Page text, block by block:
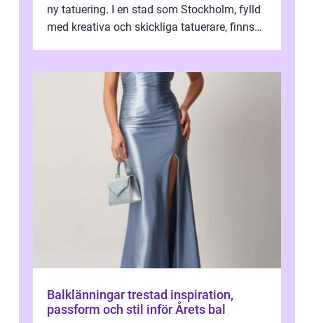
ny tatuering. I en stad som Stockholm, fylld
med kreativa och skickliga tatuerare, finns
Balklänningar trestad inspiration,
passform och stil inför Årets bal